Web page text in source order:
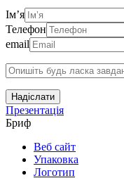
Ім’я
Телефон
email
Надіслати
Презентація
Бриф
Веб сайт
Упаковка
Логотип